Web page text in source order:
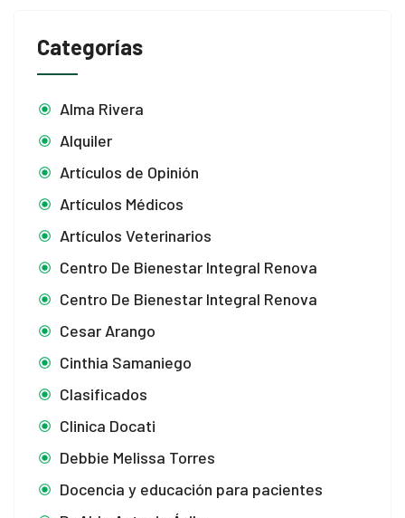
Categorías
Alma Rivera
Alquiler
Artículos de Opinión
Artículos Médicos
Artículos Veterinarios
Centro De Bienestar Integral Renova
Centro De Bienestar Integral Renova
Cesar Arango
Cinthia Samaniego
Clasificados
Clinica Docati
Debbie Melissa Torres
Docencia y educación para pacientes